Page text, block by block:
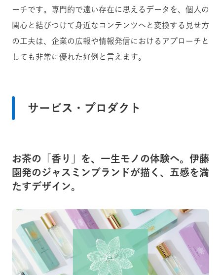
ーチです。専門的で遠い存在に思えるデータを、個人の
関心と結びつけて身近なコンテンツへと変換する見せ方
の工夫は、企業の広報や情報発信におけるアプローチと
しても非常に優れた好例と言えます。
サービス・プロダクト
お茶の「香り」を、一生モノの体験へ。伊藤
園発のジャスミンブランドが描く、五感を満
たすデザイン。